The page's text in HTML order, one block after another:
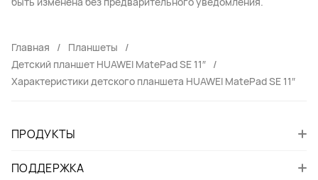
Главная
Планшеты
Детский планшет HUAWEI MatePad SE 11″
Характеристики детского планшета HUAWEI MatePad SE 11″
ПРОДУКТЫ
ПОДДЕРЖКА